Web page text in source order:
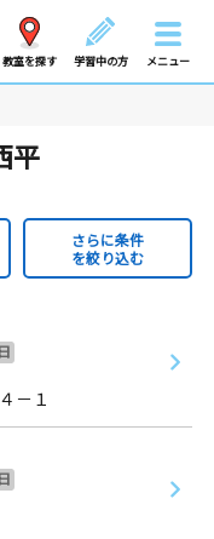
教室を探す 学習中の方 メニュー
平
さらに条件
を絞り込む
日
－１
日